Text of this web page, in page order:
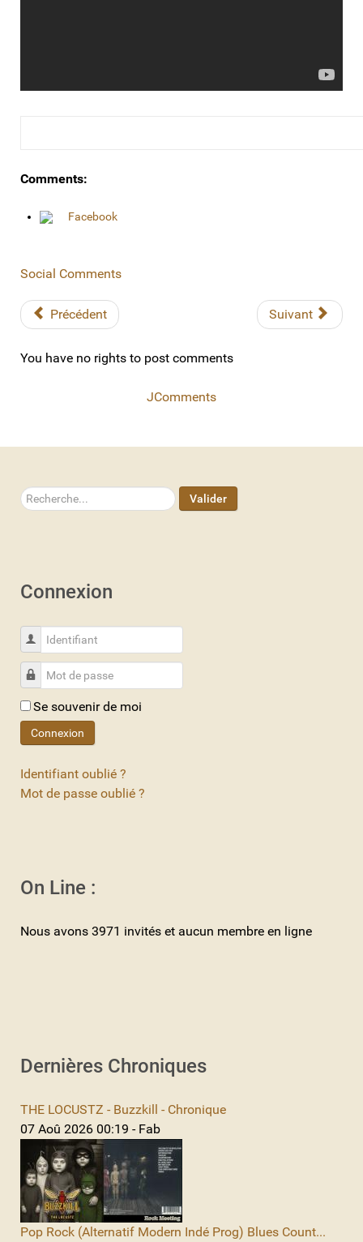
Comments:
Facebook
Social Comments
Précédent Suivant
You have no rights to post comments
JComments
Rechercher Valider
Connexion
Identifiant
Mot de passe
Se souvenir de moi
Connexion
Identifiant oublié ?
Mot de passe oublié ?
On Line :
Nous avons 3971 invités et aucun membre en ligne
Dernières Chroniques
THE LOCUSTZ - Buzzkill - Chronique
07 Aoû 2026 00:19 - Fab
Pop Rock (Alternatif Modern Indé Prog) Blues Count...